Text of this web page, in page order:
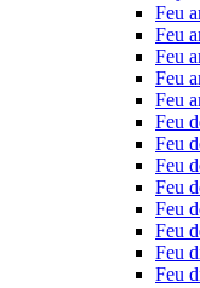
Feu
Feu
Feu
Feu
Feu
Feu
Feu
Feu
Feu
Feu
Feu
Feu
Feu